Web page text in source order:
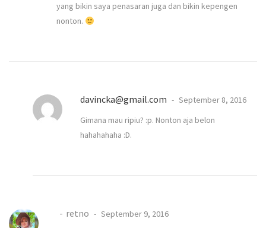
yang bikin saya penasaran juga dan bikin kepengen
nonton.
davincka@gmail.com
September 8, 2016
Gimana mau ripiu? :p. Nonton aja belon
hahahahaha :D.
retno
September 9, 2016